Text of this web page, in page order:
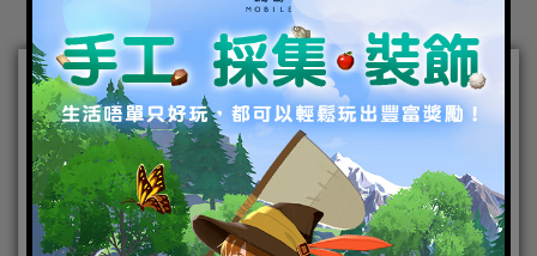
《風色童話》歡慶4.5週年
7/15將於香港荃灣舉辦大狸
夏日慶典 邀請玩家一同共襄
盛舉